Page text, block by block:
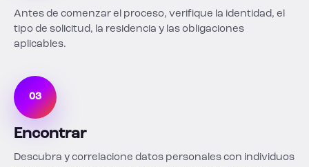
Antes de comenzar el proceso, verifique la identidad, el
tipo de solicitud, la residencia y las obligaciones
aplicables.
03
Encontrar
Descubra y correlacione datos personales con individuos